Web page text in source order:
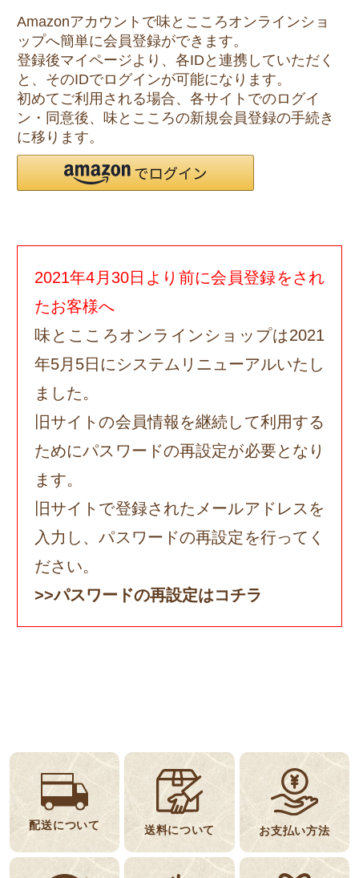
Amazonアカウントで味とこころオンラインショ
ップへ簡単に会員登録ができます。
登録後マイページより、各IDと連携していただく
と、そのIDでログインが可能になります。
初めてご利用される場合、各サイトでのログイ
ン・同意後、味とこころの新規会員登録の手続き
に移ります。
2021年4月30日より前に会員登録をされ
たお客様へ
味とこころオンラインショップは2021
年5月5日にシステムリニューアルいたし
ました。
旧サイトの会員情報を継続して利用する
ためにパスワードの再設定が必要となり
ます。
旧サイトで登録されたメールアドレスを
入力し、パスワードの再設定を行ってく
ださい。
>>パスワードの再設定はコチラ
配送について 送料について お支払い方法